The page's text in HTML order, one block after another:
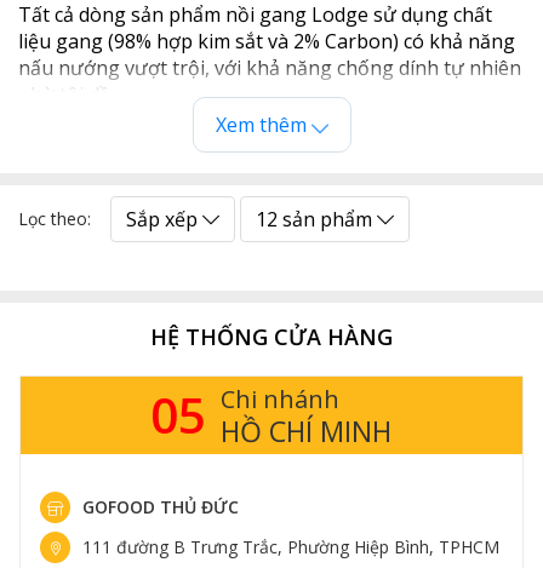
Tất cả dòng sản phẩm nồi gang Lodge sử dụng chất
liệu gang (98% hợp kim sắt và 2% Carbon) có khả năng
nấu nướng vượt trội, với khả năng chống dính tự nhiên
nhờ tôi dầu.
Nồi gang giữ nhiệt tốt, tỏa nhiệt đồng đều giúp lưu giữ
bảo sức khỏe cho gia đình bạn. Đặc biệt, chất liệu gang
còn có khả năng chịu nhiệt và độ bền rất cao có thể
truyền qua nhiều thế hệ - được chứng nhận hơn 120
Nồi gang Lodge là sự lựa chọn lý tưởng để nấu các món
ăn chiên giòn, rán, áp chảo, nướng, kho, bỏ lò, nấu
cơm.
Xem thêm
Lọc theo: Sắp xếp 12 sản phẩm
HỆ THỐNG CỬA HÀNG
05 Chi nhánh
HỒ CHÍ MINH
GOFOOD THỦ ĐỨC
111 đường B Trưng Trắc, Phường Hiệp Bình, TPHCM